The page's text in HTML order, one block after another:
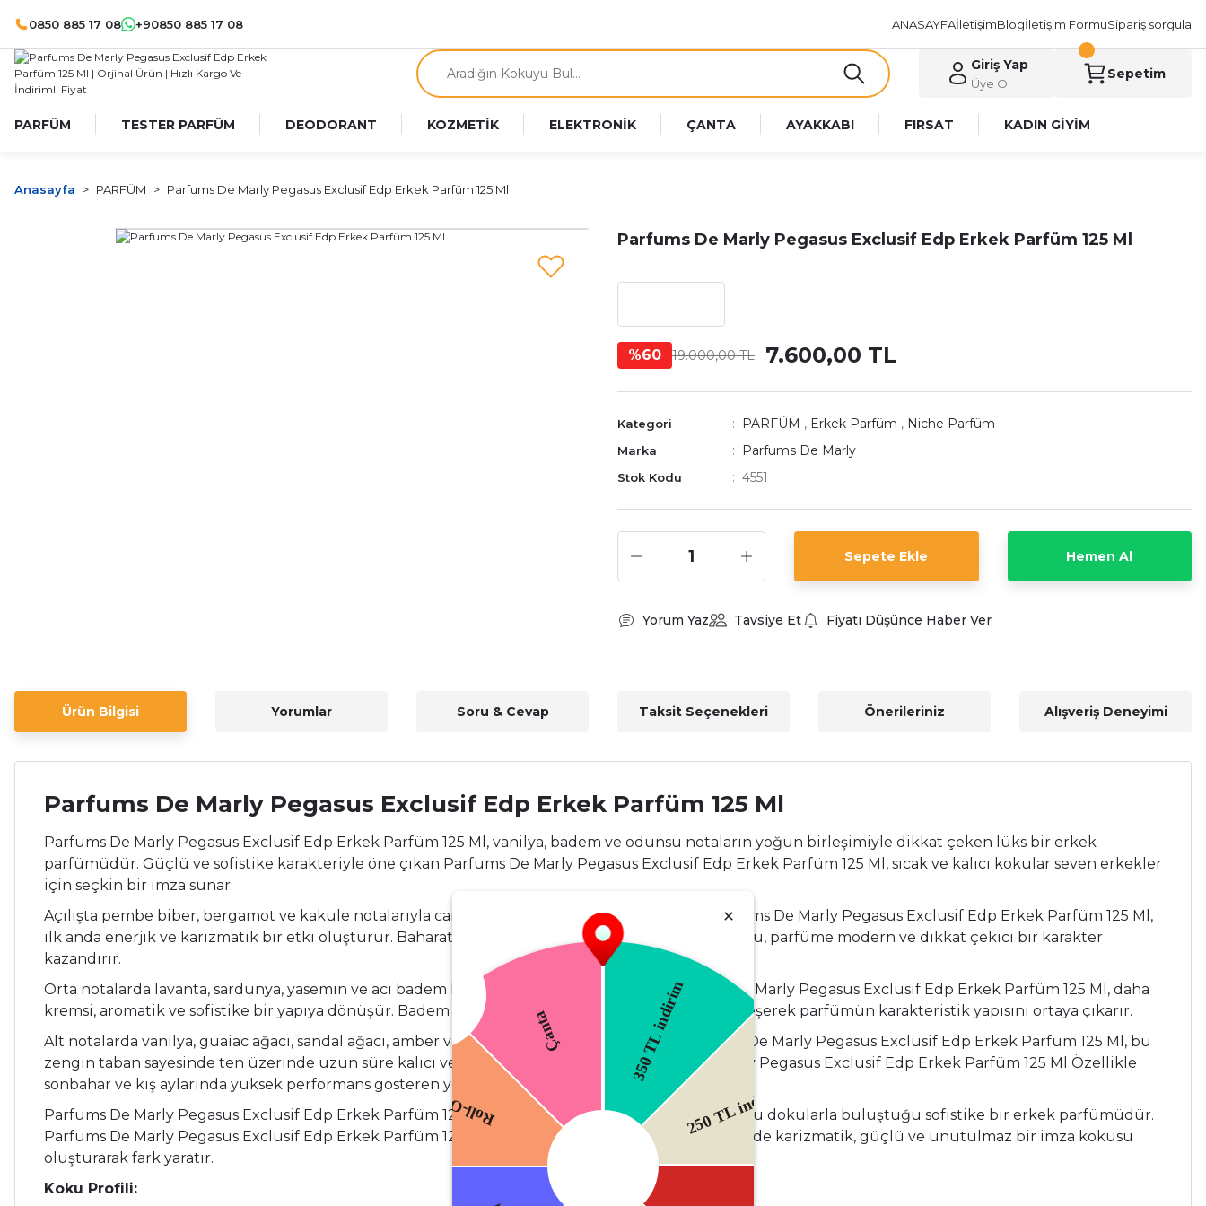
0850 885 17 08 +90850 885 17 08 ANASAYFAİletişimBlogİletişim FormuSipariş sorgula
Giriş Yap
Üye Ol
Sepetim
PARFÜM TESTER PARFÜM DEODORANT KOZMETİK ELEKTRONİK ÇANTA AYAKKABI FIRSAT KADIN GİYİM
Anasayfa PARFÜM Parfums De Marly Pegasus Exclusif Edp Erkek Parfüm 125 Ml
Parfums De Marly Pegasus Exclusif Edp Erkek Parfüm 125 Ml
%60 19.000,00 TL 7.600,00 TL
Kategori PARFÜM , Erkek Parfüm , Niche Parfüm
Marka Parfums De Marly
Stok Kodu 4551
Sepete Ekle Hemen Al
Yorum Yaz Tavsiye Et Fiyatı Düşünce Haber Ver
Ürün Bilgisi Yorumlar Soru & Cevap Taksit Seçenekleri Önerileriniz Alışveriş Deneyimi
Parfums De Marly Pegasus Exclusif Edp Erkek Parfüm 125 Ml
Parfums De Marly Pegasus Exclusif Edp Erkek Parfüm 125 Ml, vanilya, badem ve odunsu notaların yoğun birleşimiyle dikkat çeken lüks bir erkek
parfümüdür. Güçlü ve sofistike karakteriyle öne çıkan Parfums De Marly Pegasus Exclusif Edp Erkek Parfüm 125 Ml, sıcak ve kalıcı kokular seven erkekler
için seçkin bir imza sunar.
Açılışta pembe biber, bergamot ve kakule notalarıyla canlı ve baharatlı bir başlangıç yapan Parfums De Marly Pegasus Exclusif Edp Erkek Parfüm 125 Ml,
ilk anda enerjik ve karizmatik bir etki oluşturur. Baharatlı dokular ile narenciye notalarının uyumu, parfüme modern ve dikkat çekici bir karakter
kazandırır.
Orta notalarda lavanta, sardunya, yasemin ve acı badem hissedilir. Bu geçiş sayesinde Parfums De Marly Pegasus Exclusif Edp Erkek Parfüm 125 Ml, daha
kremsi, aromatik ve sofistike bir yapıya dönüşür. Badem notası, çiçeksi ve aromatik dokularla birleşerek parfümün karakteristik yapısını ortaya çıkarır.
Alt notalarda vanilya, guaiac ağacı, sandal ağacı, amber ve doğal oud dokuları öne çıkar. Parfums De Marly Pegasus Exclusif Edp Erkek Parfüm 125 Ml, bu
zengin taban sayesinde ten üzerinde uzun süre kalıcı ve etkileyici bir iz bırakır. Parfums De Marly Pegasus Exclusif Edp Erkek Parfüm 125 Ml Özellikle
sonbahar ve kış aylarında yüksek performans gösteren yoğun bir karaktere sahiptir.
Parfums De Marly Pegasus Exclusif Edp Erkek Parfüm 125 Ml, vanilya ve badem notalarının odunsu dokularla buluştuğu sofistike bir erkek parfümüdür.
Parfums De Marly Pegasus Exclusif Edp Erkek Parfüm 125 Ml Günlük kullanımda ve özel davetlerde karizmatik, güçlü ve unutulmaz bir imza kokusu
oluşturarak fark yaratır.
Koku Profili: